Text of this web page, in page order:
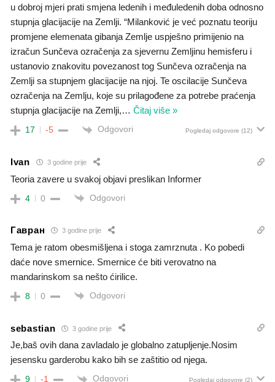
u dobroj mjeri prati smjena ledenih i međuledenih doba odnosno
stupnja glacijacije na Zemlji. “Milanković je već poznatu teoriju
promjene elemenata gibanja Zemlje uspješno primijenio na
izračun Sunčeva ozračenja za sjevernu Zemljinu hemisferu i
ustanovio znakovitu povezanost tog Sunčeva ozračenja na
Zemlji sa stupnjem glacijacije na njoj. Te oscilacije Sunčeva
ozračenja na Zemlju, koje su prilagođene za potrebe praćenja
stupnja glacijacije na Zemlji,… Čitaj više »
17 -5 Odgovori Pogledaj odgovore (12)
Ivan 3 godine prije
Teoria zavere u svakoj objavi preslikan Informer
4 0 Odgovori
Гавран 3 godine prije
Tema je ratom obesmišljena i stoga zamrznuta . Ko pobedi
daće nove smernice. Smernice će biti verovatno na
mandarinskom sa nešto ćirilice.
8 0 Odgovori
sebastian 3 godine prije
Je,baš ovih dana zavladalo je globalno zatupljenje.Nosim
jesensku garderobu kako bih se zaštitio od njega.
9 -1 Odgovori Pogledaj odgovore (2)